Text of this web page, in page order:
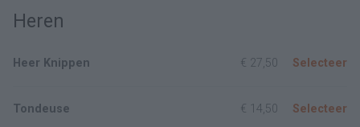
Heren
Heer Knippen € 27,50 Selecteer
Tondeuse € 14,50 Selecteer